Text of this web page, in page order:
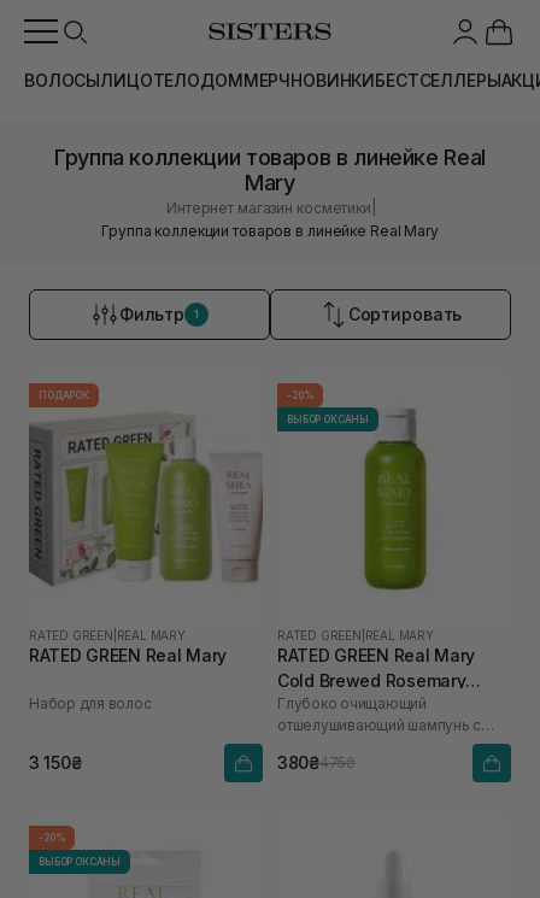
ВОЛОСЫЛИЦОТЕЛОДОММЕРЧНОВИНКИБЕСТСЕЛЛЕРЫ
Группа коллекции товаров в линейке Real
Mary
Интернет магазин косметики
Группа коллекции товаров в линейке Real Mary
Фильтр 1 Сортировать
ПОДАРОК
RATED GREEN REAL MARY
RATED GREEN Real Mary
Набор для волос
3 150₴
-20%
ВЫБОР ОКСАНЫ
RATED GREEN REAL MARY
RATED GREEN Real Mary
Cold Brewed Rosemary
Exfoliating Scalp Shampoo
100 мл
Глубоко очищающий
отшелушивающий шампунь с
380₴475₴
-20%
ВЫБОР ОКСАНЫ